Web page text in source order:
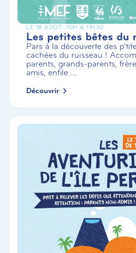
LE 18 AOÛT- 10H À 11H30
Les petites bêtes du
Pars à la découverte des
cachées du ruisseau !
parents, grands-parents,
amis, enfile ...
Découvrir